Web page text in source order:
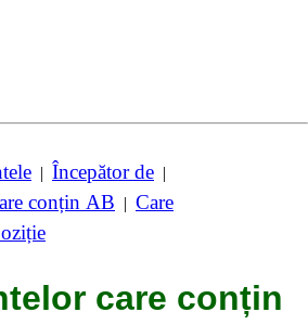
| Începător de |
conțin AB | Care
care conțin